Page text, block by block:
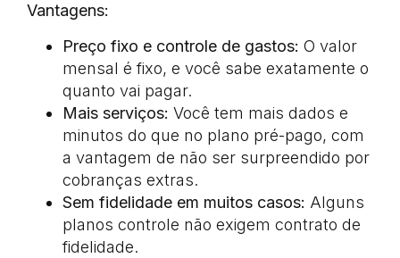
Vantagens:
Preço fixo e controle de gastos: O valor
mensal é fixo, e você sabe exatamente o
quanto vai pagar.
Mais serviços: Você tem mais dados e
minutos do que no plano pré-pago, com
a vantagem de não ser surpreendido por
cobranças extras.
Sem fidelidade em muitos casos: Alguns
planos controle não exigem contrato de
fidelidade.